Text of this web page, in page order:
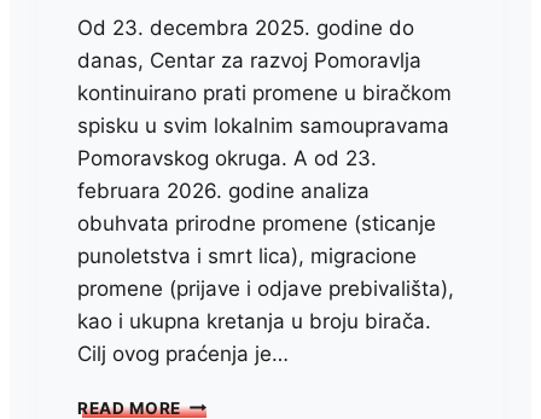
Od 23. decembra 2025. godine do
danas, Centar za razvoj Pomoravlja
kontinuirano prati promene u biračkom
spisku u svim lokalnim samoupravama
Pomoravskog okruga. A od 23.
februara 2026. godine analiza
obuhvata prirodne promene (sticanje
punoletstva i smrt lica), migracione
promene (prijave i odjave prebivališta),
kao i ukupna kretanja u broju birača.
Cilj ovog praćenja je…
READ MORE ŠESTOMESEČNA